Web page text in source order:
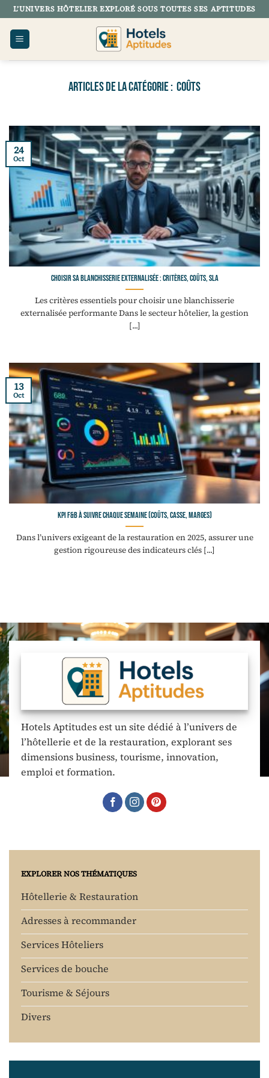
Passer
au
contenu
L’UNIVERS HÔTELIER EXPLORÉ SOUS TOUTES SES APTITUDES
COÛTS
Choisir sa blanchisserie externalisée : critères, coûts, SLA
Les critères essentiels pour choisir une blanchisserie
externalisée performante Dans le secteur hôtelier, la gestion
[...]
24
Oct
KPI F&B à suivre chaque semaine (coûts, casse, marges)
Dans l’univers exigeant de la restauration en 2025, assurer une
gestion rigoureuse des indicateurs clés [...]
13
Oct
Hotels Aptitudes est un site dédié à l’univers de
l’hôtellerie et de la restauration, explorant ses
dimensions business, tourisme, innovation,
emploi et formation.
EXPLORER NOS THÉMATIQUES
Hôtellerie & Restauration
Adresses à recommander
Services Hôteliers
Services de bouche
Tourisme & Séjours
Divers